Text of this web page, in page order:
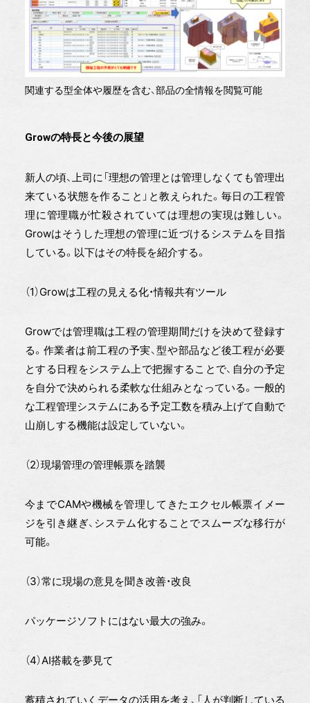
関連する型全体や履歴を含む、部品の全情報を閲覧可能
Growの特長と今後の展望
新人の頃、上司に「理想の管理とは管理しなくても管理出
来ている状態を作ること」と教えられた。毎日の工程管
理に管理職が忙殺されていては理想の実現は難しい。
Growはそうした理想の管理に近づけるシステムを目指
している。以下はその特長を紹介する。
（1）Growは工程の見える化・情報共有ツール
Growでは管理職は工程の管理期間だけを決めて登録す
る。作業者は前工程の予実、型や部品など後工程が必要
とする日程をシステム上で把握することで、自分の予定
を自分で決められる柔軟な仕組みとなっている。一般的
な工程管理システムにある予定工数を積み上げて自動で
山崩しする機能は設定していない。
（2）現場管理の管理帳票を踏襲
今までCAMや機械を管理してきたエクセル帳票イメー
ジを引き継ぎ、システム化することでスムーズな移行が
可能。
（3）常に現場の意見を聞き改善・改良
パッケージソフトにはない最大の強み。
（4）AI搭載を夢見て
蓄積されていくデータの活用を考え、「人が判断している